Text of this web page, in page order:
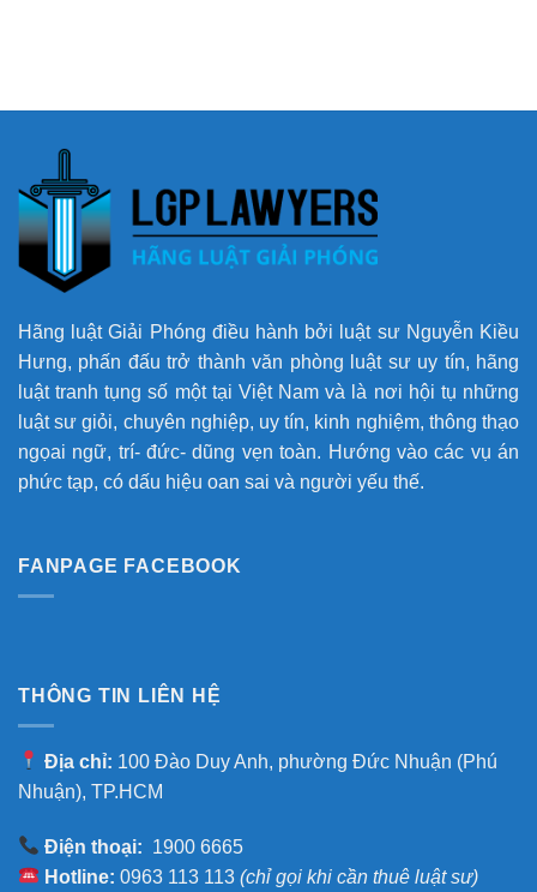
Hãng luật Giải Phóng điều hành bởi luật sư Nguyễn Kiều
Hưng, phấn đấu trở thành văn phòng luật sư uy tín, hãng
luật tranh tụng số một tại Việt Nam và là nơi hội tụ những
luật sư giỏi, chuyên nghiệp, uy tín, kinh nghiệm, thông thạo
ngọai ngữ, trí- đức- dũng vẹn toàn. Hướng vào các vụ án
phức tạp, có dấu hiệu oan sai và người yếu thế.
FANPAGE FACEBOOK
THÔNG TIN LIÊN HỆ
Địa chỉ: 100 Đào Duy Anh, phường Đức Nhuận (Phú
Nhuận), TP.HCM
Điện thoại: 1900 6665
Hotline: 0963 113 113 (chỉ gọi khi cần thuê luật sư)